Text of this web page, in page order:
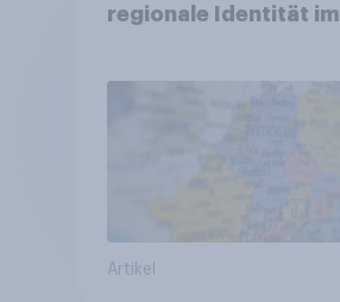
regionale Identität im
Artikel